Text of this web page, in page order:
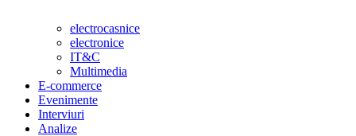
electrocasnice
electronice
IT&C
Multimedia
E-commerce
Evenimente
Interviuri
Analize